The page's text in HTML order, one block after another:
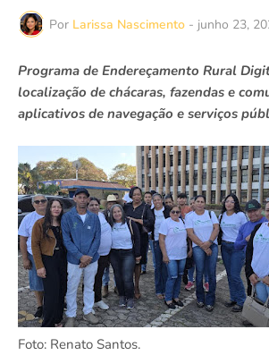
Por Larissa Nascimento - junho 23,
Programa de Endereçamento Rural
localização de chácaras, fazendas e
aplicativos de navegação e serviços
Foto: Renato Santos.